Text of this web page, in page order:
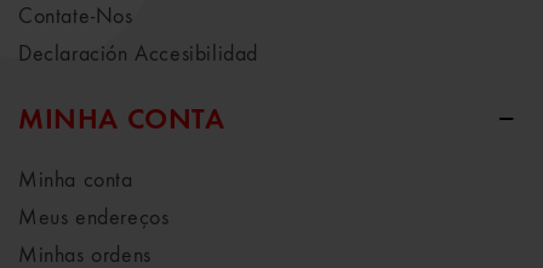
Contate-Nos
Declaración Accesibilidad
MINHA CONTA
Minha conta
Meus endereços
Minhas ordens